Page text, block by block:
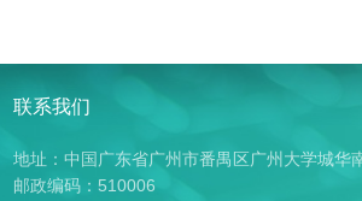
联系我们
地址：中国广东省广州市番禺区广州大学城华
邮政编码：510006